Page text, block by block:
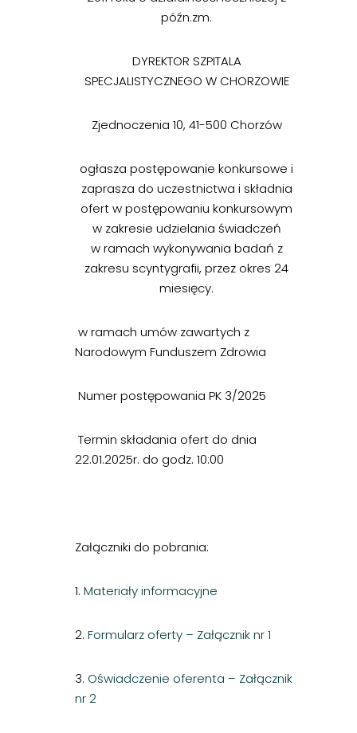
późn.zm.
DYREKTOR SZPITALA
SPECJALISTYCZNEGO W CHORZOWIE
Zjednoczenia 10, 41-500 Chorzów
ogłasza postępowanie konkursowe i
zaprasza do uczestnictwa i składnia
ofert w postępowaniu konkursowym
w zakresie udzielania świadczeń
w ramach wykonywania badań z
zakresu scyntygrafii, przez okres 24
miesięcy.
w ramach umów zawartych z
Narodowym Funduszem Zdrowia
Numer postępowania PK 3/2025
Termin składania ofert do dnia
22.01.2025r. do godz. 10:00
Załączniki do pobrania:
1. Materiały informacyjne
2. Formularz oferty – Załącznik nr 1
3. Oświadczenie oferenta – Załącznik
nr 2